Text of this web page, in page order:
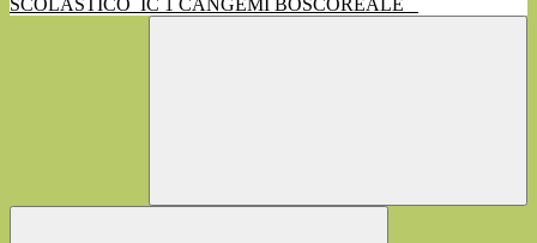
SCOLASTICO IC 1 CANGEMI BOSCOREALE